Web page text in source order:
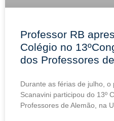
Professor RB
Colégio no
dos Professores
Durante as férias de julho, o
Scanavini participou do 13º
Professores de Alemão, na